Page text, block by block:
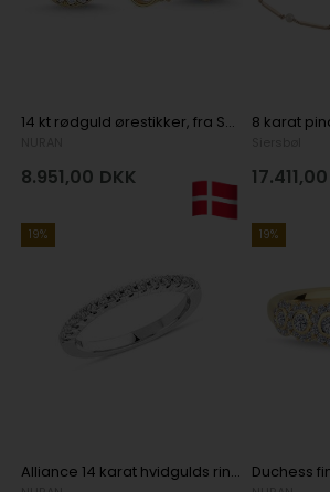
14 kt rødguld ørestikker, fra Sofia serien med 2 x 0,08 ct & 24 x 0,005 ct diamanter Wesselton SI
8.951,00 DKK 17.411,00
19%
Alliance 14 karat hvidgulds ring med 0,24 carat brillant
19%